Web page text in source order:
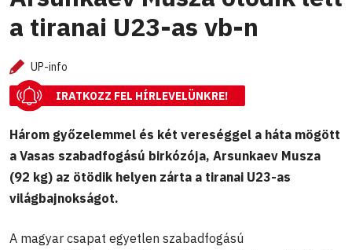
a tiranai U23-as vb-n
UP-info
IRATKOZZ FEL HÍRLEVELÜNKRE!
Három győzelemmel és két vereséggel a háta mögött
a Vasas szabadfogású birkózója, Arsunkaev Musza
(92 kg) az ötödik helyen zárta a tiranai U23-as
világbajnokságot.
A magyar csapat egyetlen szabadfogású